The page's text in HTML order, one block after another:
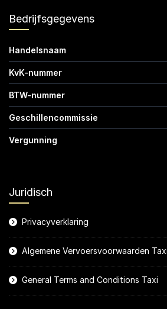
Bedrijfsgegevens
Handelsnaam
KvK-nummer
BTW-nummer
Geschillencommissie
Vergunning
Juridisch
Privacyverklaring
Algemene Vervoersvoorwaarden Taxi
General Terms and Conditions Taxi